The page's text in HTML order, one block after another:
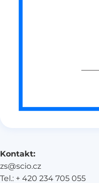
Kontakt:
zs@scio.cz
Tel.: + 420 234 705 055